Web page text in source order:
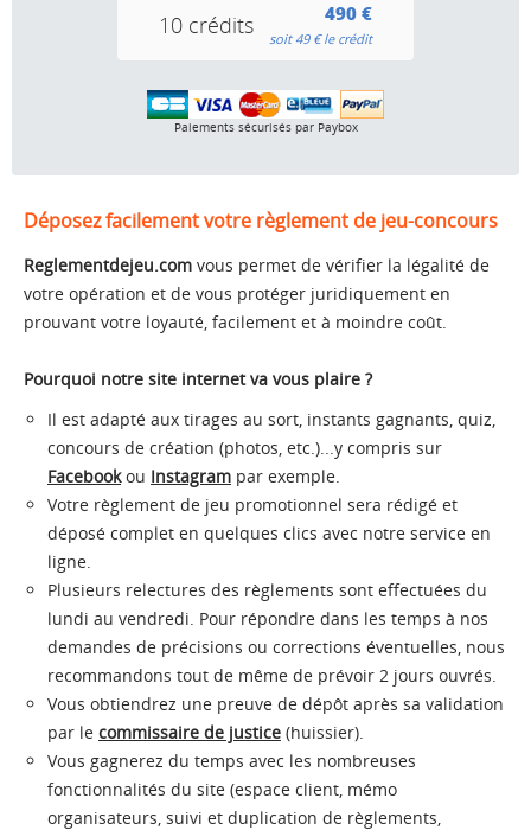
10 crédits 490 €
soit 49 € le crédit
Paiements sécurisés par Paybox
Déposez facilement votre règlement de jeu-concours
Reglementdejeu.com vous permet de vérifier la légalité de
votre opération et de vous protéger juridiquement en
prouvant votre loyauté, facilement et à moindre coût.
Pourquoi notre site internet va vous plaire ?
Il est adapté aux tirages au sort, instants gagnants, quiz,
concours de création (photos, etc.)...y compris sur
Facebookou Instagram par exemple.
Votre règlement de jeu promotionnel sera rédigé et
déposé complet en quelques clics avec notre service en
ligne.
Plusieurs relectures des règlements sont effectuées du
lundi au vendredi. Pour répondre dans les temps à nos
demandes de précisions ou corrections éventuelles, nous
recommandons tout de même de prévoir 2 jours ouvrés.
Vous obtiendrez une preuve de dépôt après sa validation
par le commissaire de justice (huissier).
Vous gagnerez du temps avec les nombreuses
fonctionnalités du site (espace client, mémo
organisateurs, suivi et duplication de règlements,